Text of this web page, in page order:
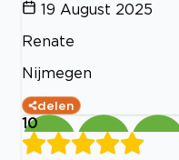
19 August 2025
Renate
Nijmegen
delen
10